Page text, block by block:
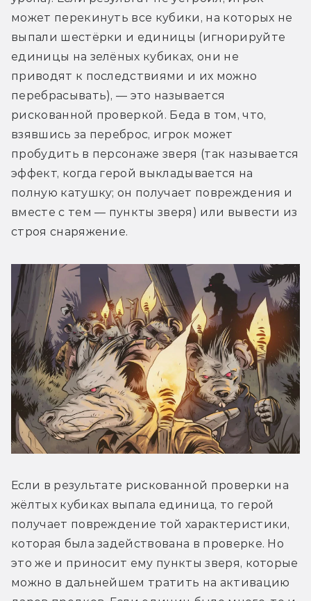
может перекинуть все кубики, на которых не
выпали шестёрки и единицы (игнорируйте
единицы на зелёных кубиках, они не
приводят к последствиями и их можно
перебрасывать), — это называется
рискованной проверкой. Беда в том, что,
взявшись за переброс, игрок может
пробудить в персонаже зверя (так называется
эффект, когда герой выкладывается на
полную катушку; он получает повреждения и
вместе с тем — пункты зверя) или вывести из
строя снаряжение.
Если в результате рискованной проверки на
жёлтых кубиках выпала единица, то герой
получает повреждение той характеристики,
которая была задействована в проверке. Но
это же и приносит ему пункты зверя, которые
можно в дальнейшем тратить на активацию